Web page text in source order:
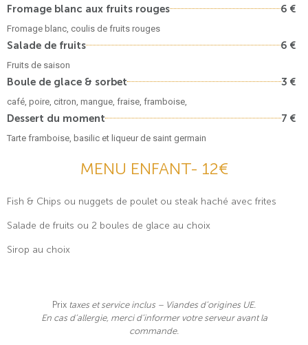
Fromage blanc aux fruits rouges 6 €
Fromage blanc, coulis de fruits rouges
Salade de fruits 6 €
Fruits de saison
Boule de glace & sorbet 3 €
café, poire, citron, mangue, fraise, framboise,
Dessert du moment 7 €
Tarte framboise, basilic et liqueur de saint germain
MENU ENFANT- 12€
Fish & Chips ou nuggets de poulet ou steak haché avec frites
Salade de fruits ou 2 boules de glace au choix
Sirop au choix
Prix taxes et service inclus – Viandes d’origines UE.
En cas d’allergie, merci d’informer votre serveur avant la
commande.